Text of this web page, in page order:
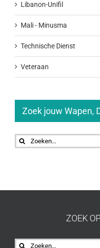
Libanon-Unifil
Mali - Minusma
Technische Dienst
Veteraan
Zoek jouw Wapen,
Zoeken
naar:
ZOEK
Zoeken